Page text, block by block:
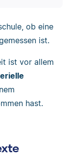
ob eine
ist.
ist vor allem
hast.